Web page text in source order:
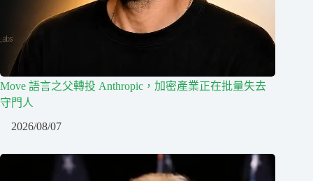
Move 語言之父轉投 Anthropic，加密產業正在批量失去
守門人
2026/08/07